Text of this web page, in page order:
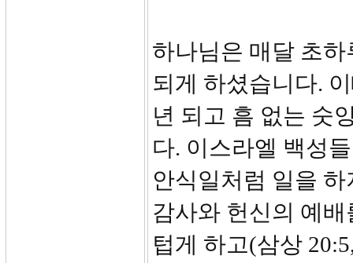
하나님은 매달 초
되게 하셨습니다.
년 되고 흠 없는 숫
다. 이스라엘 백성
안식일처럼 일을
감사와 헌신의 예
텁게 하고(삼상